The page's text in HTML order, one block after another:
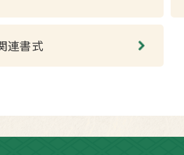
連書式